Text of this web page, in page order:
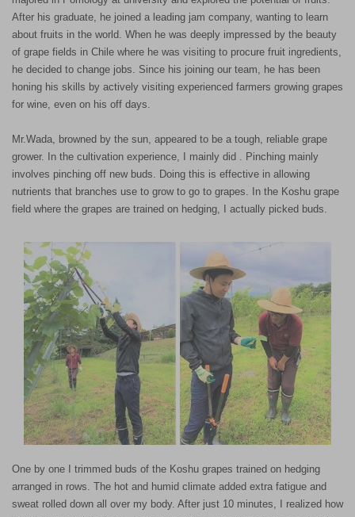
After his graduate, he joined a leading jam company, wanting to learn
about fruits in the world. When he was deeply impressed by the beauty
of grape fields in Chile where he was visiting to procure fruit ingredients,
he decided to change jobs. Since his joining our team, he has been
honing his skills by actively visiting experienced farmers growing grapes
for wine, even on his off days.
Mr.Wada, browned by the sun, appeared to be a tough, reliable grape
grower. In the cultivation experience, I mainly did . Pinching mainly
involves pinching off new buds. Doing this is effective in allowing
nutrients that branches use to grow to go to grapes. In the Koshu grape
field where the grapes are trained on hedging, I actually picked buds.
One by one I trimmed buds of the Koshu grapes trained on hedging
arranged in rows. The hot and humid climate added extra fatigue and
sweat rolled down all over my body. After just 10 minutes, I realized how